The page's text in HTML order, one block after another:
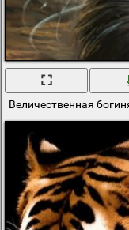
Величественная